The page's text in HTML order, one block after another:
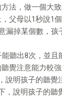
法，做一個大致
父母以1秒說1
漏掉某個數，孩
聽出8次，並且
覺注意能力較強
說明孩子的聽覺
，說明孩子的聽